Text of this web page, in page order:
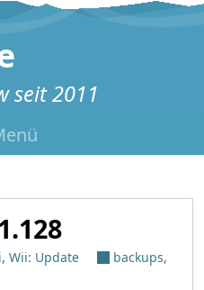
seit 2011
, Wii: Update backups,